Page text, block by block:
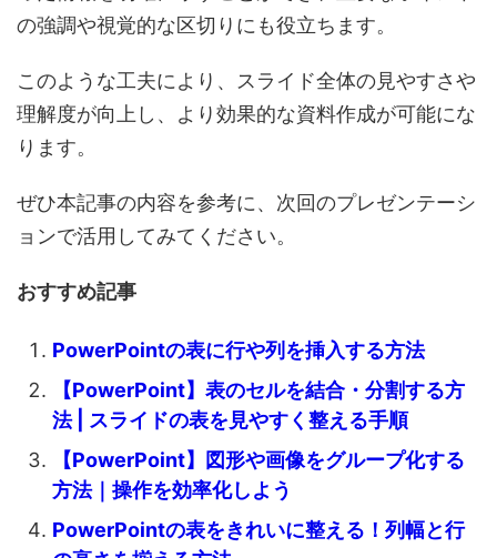
の強調や視覚的な区切りにも役立ちます。
このような工夫により、スライド全体の見やすさや
理解度が向上し、より効果的な資料作成が可能にな
ります。
ぜひ本記事の内容を参考に、次回のプレゼンテーシ
ョンで活用してみてください。
おすすめ記事
PowerPointの表に行や列を挿入する方法
【PowerPoint】表のセルを結合・分割する方
法 | スライドの表を見やすく整える手順
【PowerPoint】図形や画像をグループ化する
方法｜操作を効率化しよう
PowerPointの表をきれいに整える！列幅と行